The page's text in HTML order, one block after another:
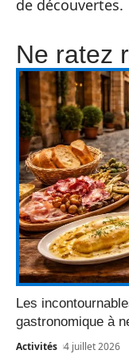
de découvertes.
Ne ratez
Les
gastronomique à
Activités 4 juillet 2026